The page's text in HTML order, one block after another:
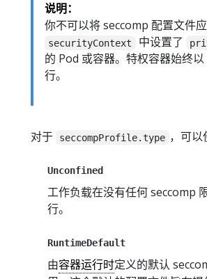
说明：
你不可以将 seccomp 配置文件
securityContext 中设置了
的 Pod 或容器。特权容器始终以
行。
对于 seccompProfile.type ，可以
Unconfined
工作负载在没有任何 seccomp
行。
RuntimeDefault
由容器运行时定义的默认